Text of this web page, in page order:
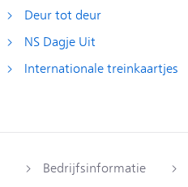
Deur tot deur
NS Dagje Uit
Internationale treinkaartjes
Bedrijfsinformatie